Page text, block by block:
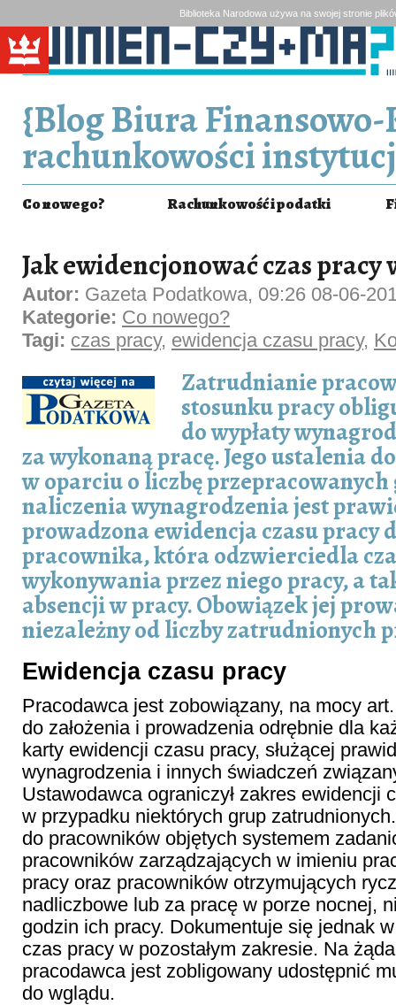
Biblioteka Narodowa używa na swojej stronie
{Blog Biura
rachunkowości
Co nowego? Rachunkowość i podatki
Jak ewidencjonować czas pracy
Autor: Gazeta Podatkowa, 09:26 08-06-
Kategorie: Co nowego?
Tagi: czas pracy, ewidencja czasu pracy,
Zatrudnianie
stosunku pracy
do wypłaty
za wykonaną pracę. Jego ustalenia
w oparciu o liczbę przepracowanych
naliczenia wynagrodzenia jest
prowadzona ewidencja czasu pracy
pracownika, która odzwierciedla
wykonywania przez niego pracy, a
absencji w pracy. Obowiązek jej
niezależny od liczby zatrudnionych
Ewidencja czasu pracy
Pracodawca jest zobowiązany, na mocy
do założenia i prowadzenia odrębnie dla
karty ewidencji czasu pracy, służącej
wynagrodzenia i innych świadczeń
Ustawodawca ograniczył zakres ewidencji
w przypadku niektórych grup
do pracowników objętych systemem
pracowników zarządzających w imieniu
pracy oraz pracowników otrzymujących
nadliczbowe lub za pracę w porze nocnej,
godzin ich pracy. Dokumentuje się jednak
czas pracy w pozostałym zakresie. Na
pracodawca jest zobligowany udostępnić
do wglądu.